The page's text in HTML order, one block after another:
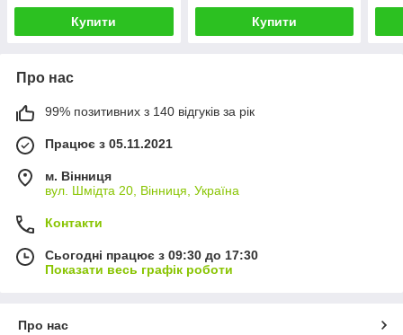
Купити Купити
Про нас
99% позитивних з 140 відгуків за рік
Працює з 05.11.2021
м. Вінниця
вул. Шмідта 20, Вінниця, Україна
Контакти
Сьогодні працює з 09:30 до 17:30
Показати весь графік роботи
Про нас